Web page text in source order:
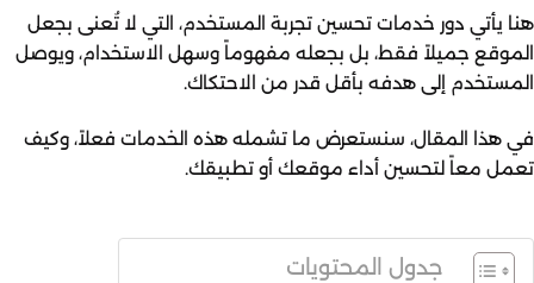
هنا يأتي دور خدمات تحسين تجربة المستخدم، التي لا تُعنى بجعل
الموقع جميلاً فقط، بل بجعله مفهوماً وسهل الاستخدام، ويوصل
المستخدم إلى هدفه بأقل قدر من الاحتكاك.
في هذا المقال، سنستعرض ما تشمله هذه الخدمات فعلاً، وكيف
تعمل معاً لتحسين أداء موقعك أو تطبيقك.
جدول المحتويات